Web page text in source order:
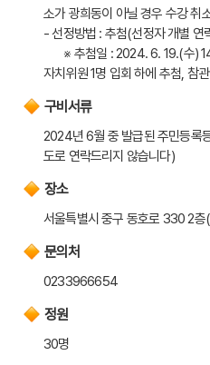
소가 광희동이 아닐 경우 수강 취
- 선정방법 : 추첨(선정자 개별 연
자치위원 1명 입회 하에 추첨, 참
구비서류
2024년 6월 중 발급된 주민등록
도로 연락드리지 않습니다)
장소
서울특별시 중구 동호로 330 2
문의처
0233966654
정원
30명